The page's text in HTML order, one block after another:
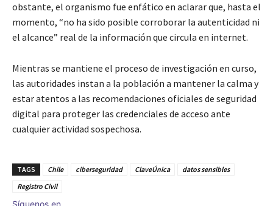
obstante, el organismo fue enfático en aclarar que, hasta el
momento, “no ha sido posible corroborar la autenticidad ni
el alcance” real de la información que circula en internet.
Mientras se mantiene el proceso de investigación en curso,
las autoridades instan a la población a mantener la calma y
estar atentos a las recomendaciones oficiales de seguridad
digital para proteger las credenciales de acceso ante
cualquier actividad sospechosa.
TAGS Chile ciberseguridad ClaveÚnica
datos sensibles
Registro Civil